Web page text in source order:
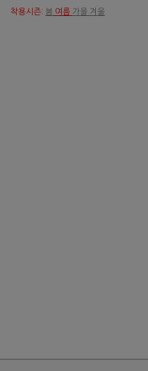
착용시즌: 봄 여름 가을 겨울